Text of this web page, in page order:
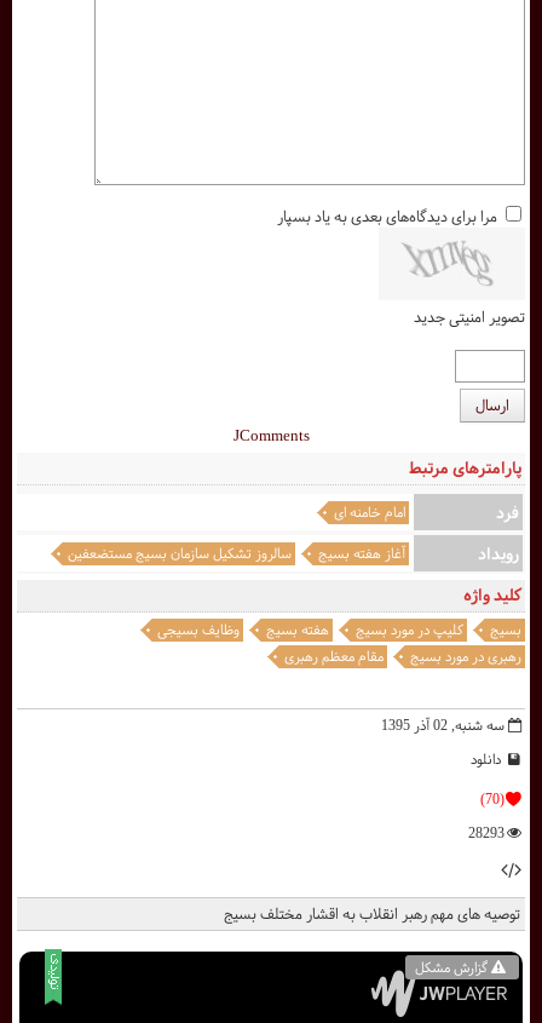
گزارش مشکل
توصیه های مهم رهبر انقلاب به اقشار مختلف بسیج
سه شنبه, 02 آذر 1395
دانلود
(70)
28293
کلید واژه
بسیج کلیپ در مورد بسیج هفته بسیج
وظایف بسیجی
رهبری در مورد بسیج
مقام معظم رهبری
پارامترهای مرتبط
فرد
امام خامنه ای
رویداد آغاز هفته بسیج سالروز تشکیل سازمان بسیج مستضعفین
مرا برای دیدگاه‌های بعدی به یاد بسپار
تصویر امنیتی جدید
ارسال
JComments